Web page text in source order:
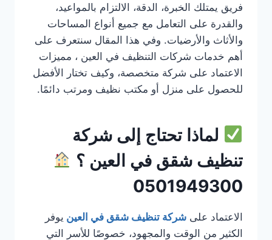
فريق يمتلك الخبرة، الدقة، الالتزام بالمواعيد،
والقدرة على التعامل مع جميع أنواع المساحات
والأثاث والأرضيات. وفي هذا المقال سنتعرف على
أهم خدمات شركات التنظيف في العين ، مميزات
الاعتماد على شركة متخصصة، وكيف تختار الأفضل
للحصول على منزل أو مكتب نظيف ومرتب دائمًا.
لماذا تحتاج إلى شركة
تنظيف شقق في العين ؟
0501949300
الاعتماد على شركة تنظيف شقق في العين يوفر
الكثير من الوقت والمجهود، خصوصًا للأسر التي